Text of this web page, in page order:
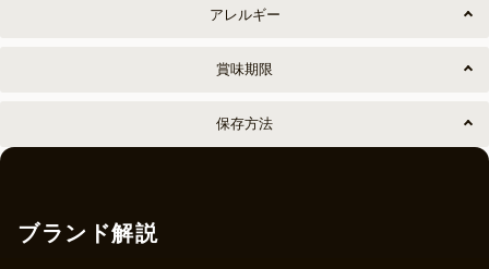
アレルギー
賞味期限
保存方法
ブランド解説